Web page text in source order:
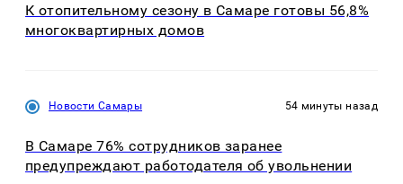
К отопительному сезону в Самаре готовы 56,8%
многоквартирных домов
Новости Самары 54 минуты назад
В Самаре 76% сотрудников заранее
предупреждают работодателя об увольнении